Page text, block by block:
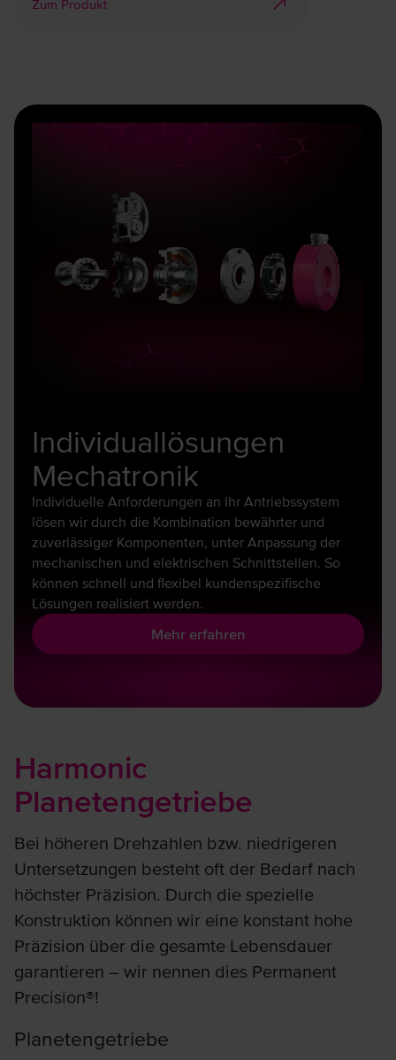
Zum Produkt
Individuallösungen
Mechatronik
Individuelle Anforderungen an Ihr Antriebssystem
lösen wir durch die Kombination bewährter und
zuverlässiger Komponenten, unter Anpassung der
mechanischen und elektrischen Schnittstellen. So
können schnell und flexibel kundenspezifische
Lösungen realisiert werden.
Mehr erfahren
Harmonic
Planetengetriebe
Bei höheren Drehzahlen bzw. niedrigeren
Untersetzungen besteht oft der Bedarf nach
höchster Präzision. Durch die spezielle
Konstruktion können wir eine konstant hohe
Präzision über die gesamte Lebensdauer
garantieren – wir nennen dies Permanent
Precision®!
Planetengetriebe